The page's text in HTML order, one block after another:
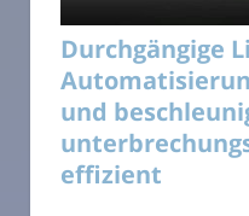
Durchgängige
und
effizient